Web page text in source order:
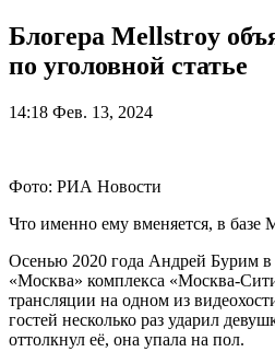
Блогера Mellstroy
по уголовной статье
14:18 Фев. 13, 2024
Фото: РИА Новости
Что именно ему вменяется, в базе
Осенью 2020 года Андрей Бурим в
«Москва» комплекса «Москва-
трансляции на одном из
гостей несколько раз ударил
оттолкнул её, она упала на пол.